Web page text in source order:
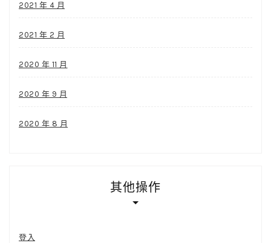
2021 年 4 月
2021 年 2 月
2020 年 11 月
2020 年 9 月
2020 年 8 月
其他操作
登入